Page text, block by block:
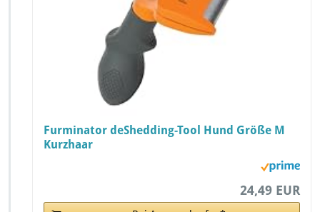
Furminator deShedding-Tool Hund Größe M
Kurzhaar
24,49 EUR